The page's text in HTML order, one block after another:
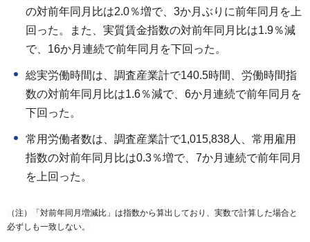
の対前年同月比は2.0％増で、3か月ぶりに前年同月を上
回った。また、実質賃金指数の対前年同月比は1.9％減
で、16か月連続で前年同月を下回った。
総実労働時間は、調査産業計で140.5時間、労働時間指
数の対前年同月比は1.6％減で、6か月連続で前年同月を
下回った。
常用労働者数は、調査産業計で1,015,838人、常用雇用
指数の対前年同月比は0.3％増で、7か月連続で前年同月
を上回った。
（注）「対前年同月増減比」は指数から算出しており、実数で計算した場合と
必ずしも一致しない。